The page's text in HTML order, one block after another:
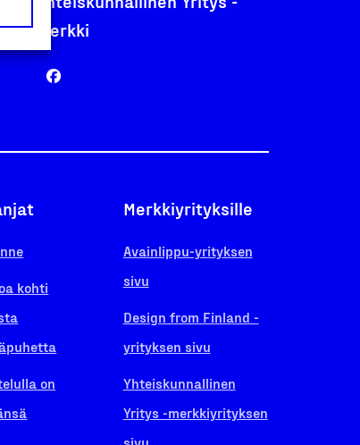
merkki
kohti
on
Merkkiyrityksille
Avainlippu-yrityksen
sivu
Design from Finland -
yrityksen sivu
Yhteiskunnallinen
Yritys -merkkiyrityksen